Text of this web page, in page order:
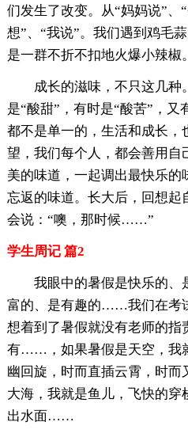
们发生了改变。从“妈妈说”、
想”、“我说”。我们遇到鸡毛
是一群不折不扣地火爆小辣椒。
成长的滋味，不只这几种
是“酸甜”，有时是“酸苦”，又
都不是单一的，生活和成长，
望，我们每个人，都会善用自
美的味道，一起调出最快乐
忘返的味道。长大后，回想起
会说：“噢，那时候……”
学生周记 篇2
我眼中的暑假是快乐的、
富的、是有趣的……我们在考
想着到了暑假就没有老师的指
有……，如果暑假是天空，我
幽回旋，时而直插云霄，时而
大海，我就是鱼儿，飞快的穿
出水面……